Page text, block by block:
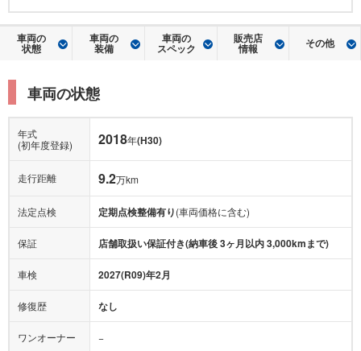
車両の
状態
車両の
装備
車両の
スペック
販売店
情報 その他
車両の状態
年式
(初年度登録)
2018年(H30)
走行距離 9.2万km
法定点検 定期点検整備有り(車両価格に含む)
保証 店舗取扱い保証付き(納車後 3ヶ月以内 3,000kmまで)
車検 2027(R09)年2月
修復歴 なし
ワンオーナー −